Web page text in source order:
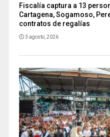
Fiscalía captura a 13
Cartagena, Sogamoso,
contratos de regalías
3 agosto, 2026